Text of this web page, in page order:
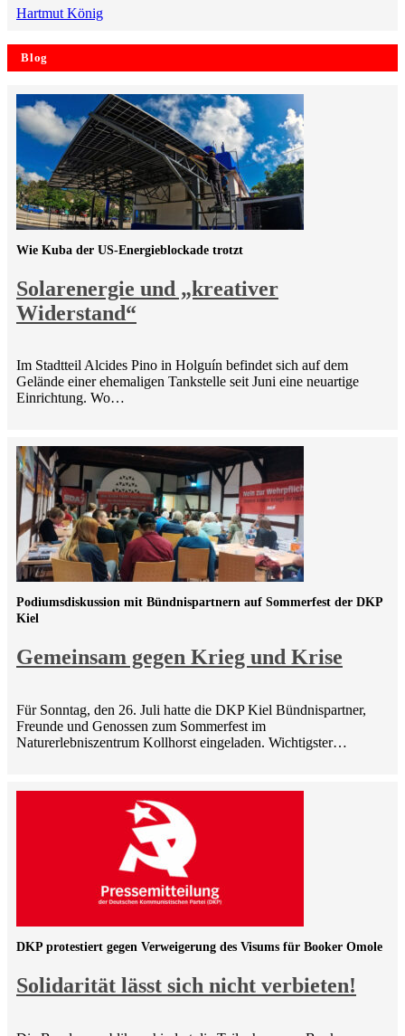
Hartmut König
Blog
Solarenergie und „kreativer
Widerstand“
Wie Kuba der US-Energieblockade trotzt
Im Stadtteil Alcides Pino in Holguín befindet sich auf dem
Gelände einer ehemaligen Tankstelle seit Juni eine neuartige
Einrichtung. Wo…
Gemeinsam gegen Krieg und Krise
Podiumsdiskussion mit Bündnispartnern auf Sommerfest der DKP
Kiel
Für Sonntag, den 26. Juli hatte die DKP Kiel Bündnispartner,
Freunde und Genossen zum Sommerfest im
Naturerlebniszentrum Kollhorst eingeladen. Wichtigster…
Solidarität lässt sich nicht verbieten!
DKP protestiert gegen Verweigerung des Visums für Booker Omole